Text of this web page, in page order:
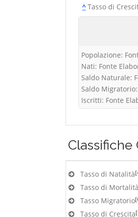
^Tasso di
Popolazione:
Nati: Fonte
Saldo Naturale:
Saldo
Iscritti: Fonte
Classifiche
Tasso di Natalità
Tasso di Mortalità
Tasso Migratorio
Tasso di Crescita